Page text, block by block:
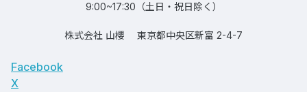
9:00~17:30（土日・祝日除く）
株式会社 山櫻 東京都中央区新富 2-4-7
Facebook
X